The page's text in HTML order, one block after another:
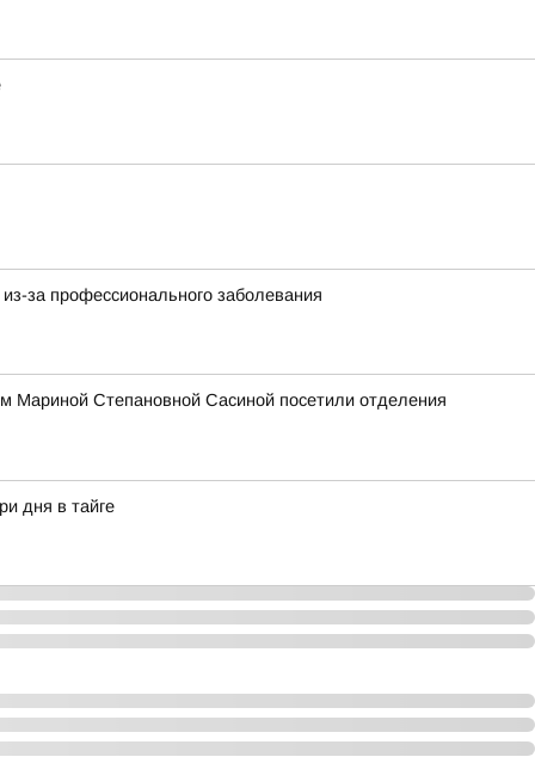
за профессионального заболевания
Мариной Степановной Сасиной посетили отделения
дня в тайге